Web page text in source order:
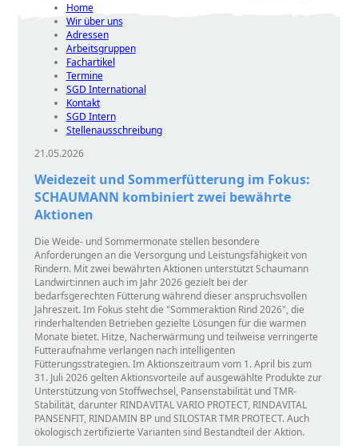
Home
Wir über uns
Adressen
Arbeitsgruppen
Fachartikel
Termine
SGD International
Kontakt
SGD Intern
Stellenausschreibung
21.05.2026
Weidezeit und Sommerfütterung im Fokus:
SCHAUMANN kombiniert zwei bewährte
Aktionen
Die Weide- und Sommermonate stellen besondere
Anforderungen an die Versorgung und Leistungsfähigkeit von
Rindern. Mit zwei bewährten Aktionen unterstützt Schaumann
Landwirt:innen auch im Jahr 2026 gezielt bei der
bedarfsgerechten Fütterung während dieser anspruchsvollen
Jahreszeit. Im Fokus steht die Sommeraktion Rind 2026 , die
rinderhaltenden Betrieben gezielte Lösungen für die warmen
Monate bietet. Hitze, Nacherwärmung und teilweise verringerte
Futteraufnahme verlangen nach intelligenten
Fütterungsstrategien. Im Aktionszeitraum vom 1. April bis zum
31. Juli 2026 gelten Aktionsvorteile auf ausgewählte Produkte zur
Unterstützung von Stoffwechsel, Pansenstabilität und TMR-
Stabilität, darunter RINDAVITAL VARIO PROTECT, RINDAVITAL
PANSENFIT, RINDAMIN BP und SILOSTAR TMR PROTECT. Auch
ökologisch zertifizierte Varianten sind Bestandteil der Aktion.